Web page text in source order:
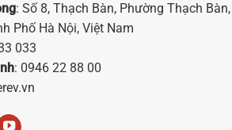
: Số 8, Thạch Bàn, Phường Thạch
Phố Hà Nội, Việt Nam
033
: 0946 22 88 00